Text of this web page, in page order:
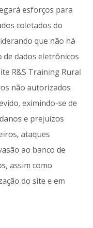
esforços para
coletados do
que não há
de dados eletrônicos
R&S Training Rural
não autorizados
eximindo-se de
e prejuízos
ataques
ao banco de
assim como
do site e em